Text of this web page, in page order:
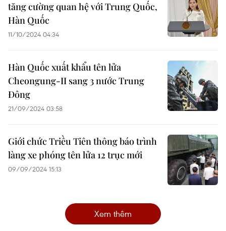
tăng cường quan hệ với Trung Quốc,
Hàn Quốc
11/10/2024 04:34
Hàn Quốc xuất khẩu tên lửa
Cheongung-II sang 3 nước Trung
Đông
21/09/2024 03:58
Giới chức Triều Tiên thông báo trình
làng xe phóng tên lửa 12 trục mới
09/09/2024 15:13
Xem thêm